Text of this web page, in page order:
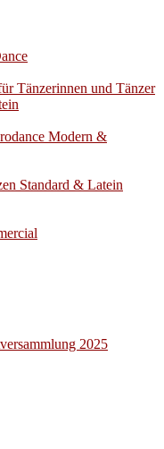
Tänzerinnen und Tänzer
Modern &
Standard & Latein
2025